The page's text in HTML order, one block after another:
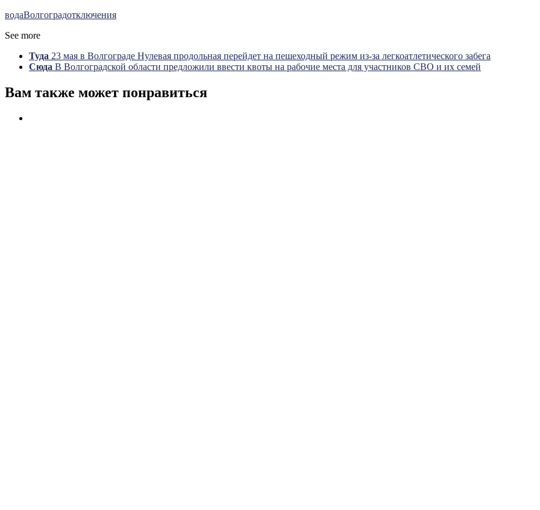
водаВолгоградотключения
See more
Туда 23 мая в Волгограде Нулевая продольная перейдет на пешеходный режим из-за легкоатлетического забега
Сюда В Волгоградской области предложили ввести квоты на рабочие места для участников СВО и их семей
Вам также может понравиться